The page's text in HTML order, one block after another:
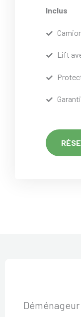
Inclus
Lift